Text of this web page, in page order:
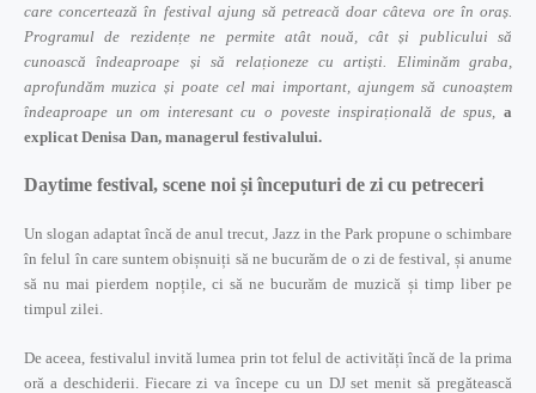
care concertează în festival ajung să petreacă doar câteva ore în oraș.
Programul de rezidențe ne permite atât nouă, cât și publicului să
cunoască îndeaproape și să relaționeze cu artiști. Eliminăm graba,
aprofundăm muzica și poate cel mai important, ajungem să cunoaștem
îndeaproape un om interesant cu o poveste inspirațională de spus, a
explicat Denisa Dan, managerul festivalului.
Daytime festival, scene noi și începuturi de zi cu petreceri
Un slogan adaptat încă de anul trecut, Jazz in the Park propune o schimbare
în felul în care suntem obișnuiți să ne bucurăm de o zi de festival, și anume
să nu mai pierdem nopțile, ci să ne bucurăm de muzică și timp liber pe
timpul zilei.
De aceea, festivalul invită lumea prin tot felul de activități încă de la prima
oră a deschiderii. Fiecare zi va începe cu un DJ set menit să pregătească